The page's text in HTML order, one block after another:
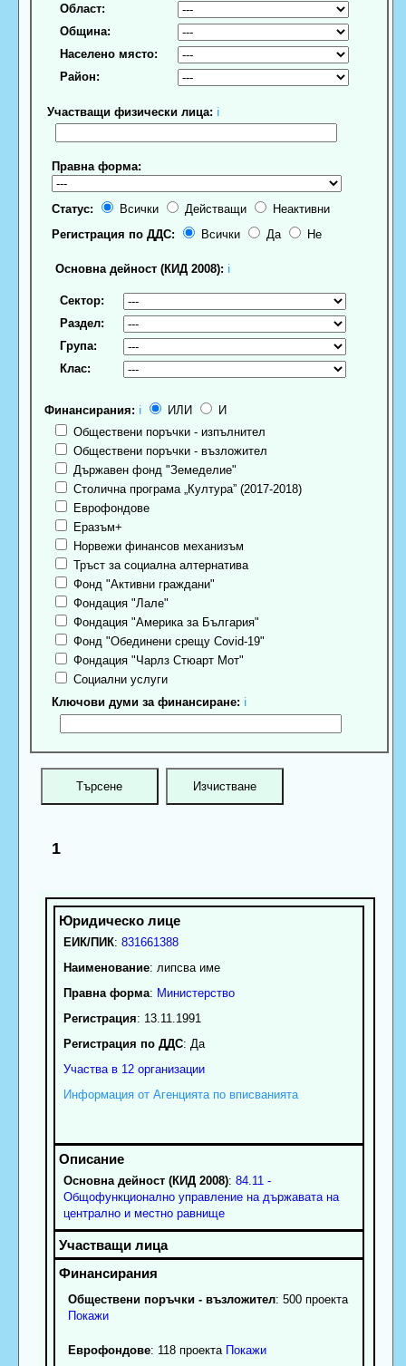
Област:
Община:
Населено място:
Район:
Участващи физически лица: ℹ
Правна форма:
Статус: Всички Действащи
Неактивни
Регистрация по ДДС:
Всички Да Не
Основна дейност (КИД 2008): ℹ
Сектор:
Раздел:
Група:
Клас:
Финансирания: ℹ ИЛИ
И
Обществени поръчки - изпълнител
Обществени поръчки - възложител
Държавен фонд "Земеделие"
Столична програма „Култура” (2017-2018)
Еврофондове
Еразъм+
Норвежи финансов механизъм
Тръст за социална алтернатива
Фонд "Активни граждани"
Фондация "Лале"
Фондация "Америка за България"
Фонд "Обединени срещу Covid-19"
Фондация "Чарлз Стюарт Мот"
Социални услуги
Ключови думи за финансиране: ℹ
1
ЕИК/ПИК: 831661388
Наименование: липсва име
Правна форма: Министерство
Регистрация: 13.11.1991
Регистрация по ДДС: Да
Участва в 12 организации
Информация от Агенцията по вписванията
Основна дейност (КИД 2008): 84.11 -
Общофункционално управление на държавата на
централно и местно равнище
Обществени поръчки - възложител: 500 проекта
Покажи
Еврофондове: 118 проекта Покажи